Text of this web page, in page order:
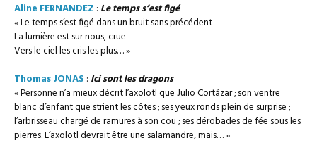
Aline FERNANDEZ : Le temps s’est figé
« Le temps s’est figé dans un bruit sans précédent
La lumière est sur nous, crue
Vers le ciel les cris les plus… »
Thomas JONAS : Ici sont les dragons
« Personne n’a mieux décrit l’axolotl que Julio Cortázar ; son ventre
blanc d’enfant que strient les côtes ; ses yeux ronds plein de surprise ;
l’arbrisseau chargé de ramures à son cou ; ses dérobades de fée sous les
pierres. L’axolotl devrait être une salamandre, mais… »